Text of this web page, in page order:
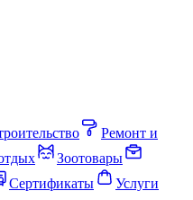
Ремонт и
Зоотовары
Сертификаты
Услуги